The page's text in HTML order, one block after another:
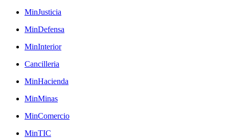
MinJusticia
MinDefensa
MinInterior
Cancilleria
MinHacienda
MinMinas
MinComercio
MinTIC